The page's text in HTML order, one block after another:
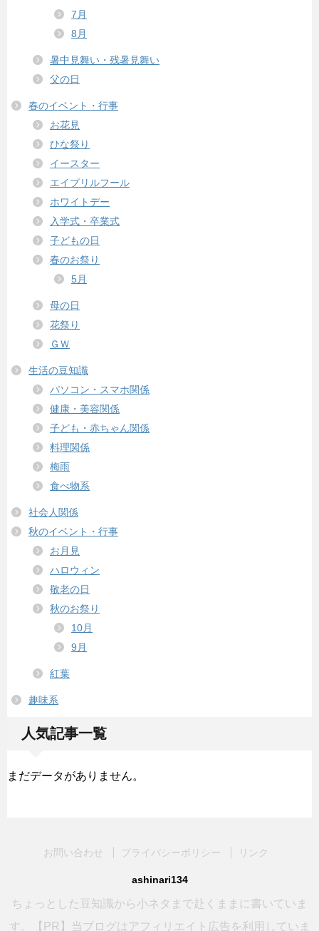
7月
8月
暑中見舞い・残暑見舞い
父の日
春のイベント・行事
お花見
ひな祭り
イースター
エイプリルフール
ホワイトデー
入学式・卒業式
子どもの日
春のお祭り
5月
母の日
花祭り
ＧＷ
生活の豆知識
パソコン・スマホ関係
健康・美容関係
子ども・赤ちゃん関係
料理関係
梅雨
食べ物系
社会人関係
秋のイベント・行事
お月見
ハロウィン
敬老の日
秋のお祭り
10月
9月
紅葉
趣味系
人気記事一覧
まだデータがありません。
お問い合わせ プライバシーポリシー リンク
ashinari134
ちょっとした豆知識から小ネタまで赴くままに書いていま
す。【PR】当ブログはアフィリエイト広告を利用していま